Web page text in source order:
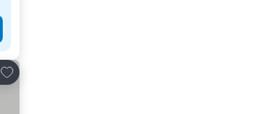
Dodati u favorite